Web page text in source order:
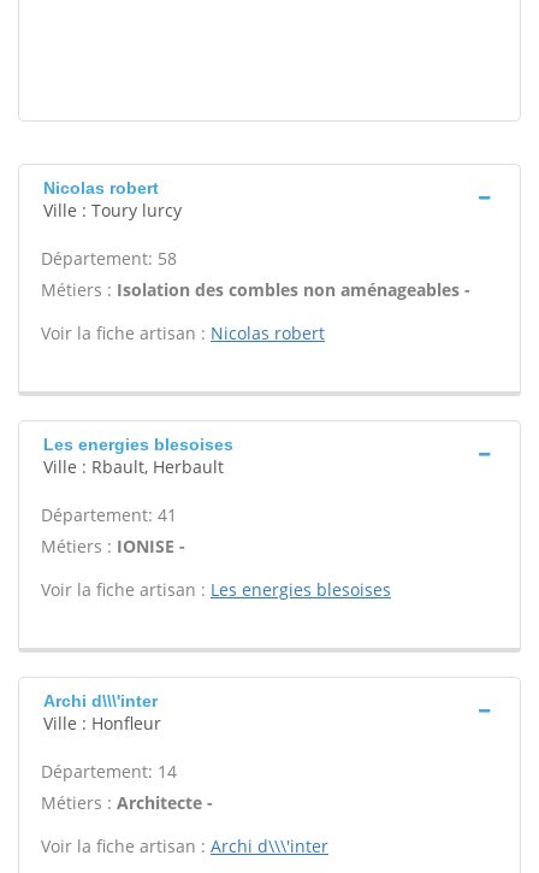
Nicolas robert
Ville : Toury lurcy
Département: 58
Métiers : Isolation des combles non aménageables -
Voir la fiche artisan : Nicolas robert
Les energies blesoises
Ville : Rbault, Herbault
Département: 41
Métiers : IONISE -
Voir la fiche artisan : Les energies blesoises
Archi d\\\'inter
Ville : Honfleur
Département: 14
Métiers : Architecte -
Voir la fiche artisan : Archi d\\\'inter